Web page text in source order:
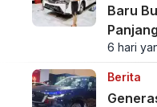
Baru
Panjang
6 hari
Berita